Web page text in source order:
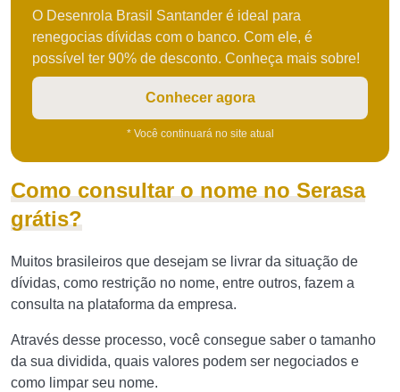
O Desenrola Brasil Santander é ideal para
renegocias dívidas com o banco. Com ele, é
possível ter 90% de desconto. Conheça mais sobre!
Conhecer agora
* Você continuará no site atual
Como consultar o nome no Serasa
grátis?
Muitos brasileiros que desejam se livrar da situação de
dívidas, como restrição no nome, entre outros, fazem a
consulta na plataforma da empresa.
Através desse processo, você consegue saber o tamanho
da sua dividida, quais valores podem ser negociados e
como limpar seu nome.